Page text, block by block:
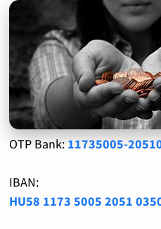
OTP Bank: 11735005-
IBAN:
HU58 1173 5005 2051